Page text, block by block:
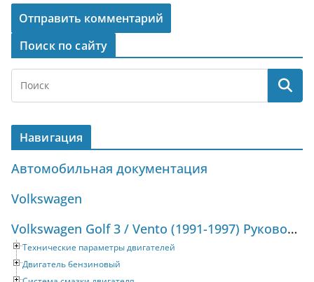
Поиск по сайту
Навигация
Автомобильная документация
Volkswagen
Volkswagen Golf 3 / Vento (1991-1997) Руководство по ремонту и техническому обслуживанию
Технические параметры двигателей
Двигатель бензиновый